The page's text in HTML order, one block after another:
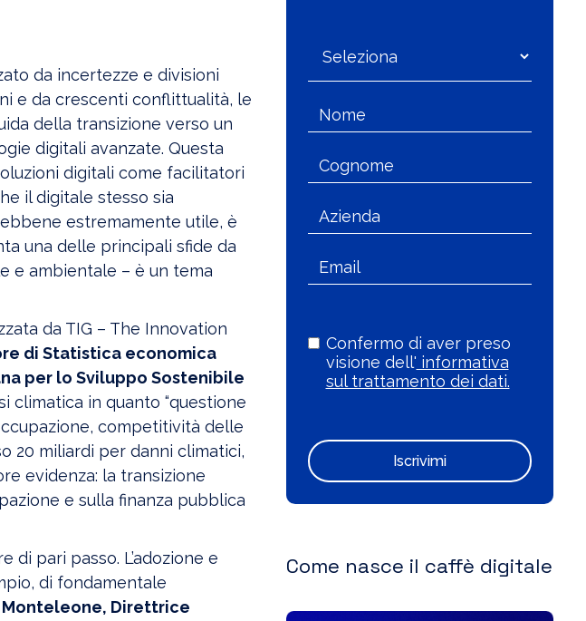
da incertezze e divisioni
e da crescenti conflittualità, le
della transizione verso un
digitali avanzate. Questa
digitali come facilitatori
il digitale stesso sia
estremamente utile, è
una delle principali sfide da
e ambientale – è un tema
da TIG – The Innovation
di Statistica economica
per lo Sviluppo Sostenibile
climatica in quanto “questione
competitività delle
20 miliardi per danni climatici,
evidenza: la transizione
e sulla finanza pubblica
pari passo. L’adozione e
di fondamentale
Monteleone, Direttrice
Confermo di aver preso
visione dell' informativa
sul trattamento dei dati.
Iscrivimi
Come nasce il caffè digitale